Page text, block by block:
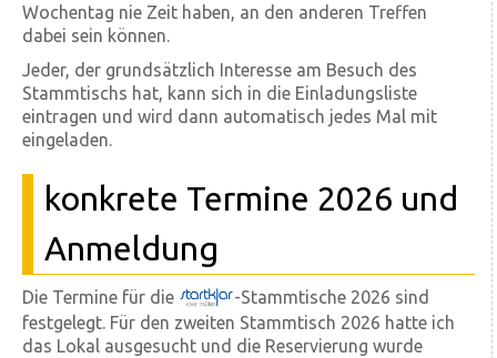
Wochentag nie Zeit haben, an den anderen Treffen
dabei sein können.
Jeder, der grundsätzlich Interesse am Besuch des
Stammtischs hat, kann sich in die Einladungsliste
eintragen und wird dann automatisch jedes Mal mit
eingeladen.
konkrete Termine 2026 und
Anmeldung
Die Termine für die
-Stammtische 2026 sind
festgelegt. Für den zweiten Stammtisch 2026 hatte ich
das Lokal ausgesucht und die Reservierung wurde